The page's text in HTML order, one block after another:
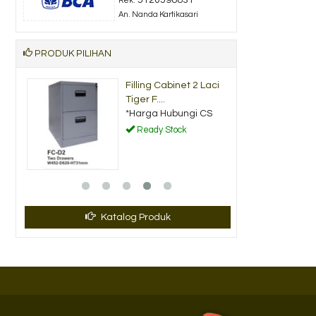
An. Nanda Kartikasari
PRODUK PILIHAN
Filling Cabinet 2 Laci
Tiger F....
*Harga Hubungi CS
Ready Stock
Katalog Produk